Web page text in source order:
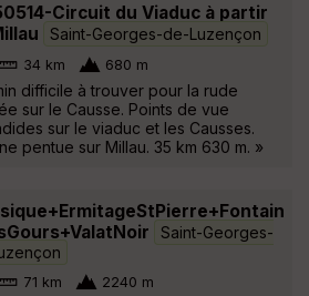
Circuit du Viaduc à partir
Saint-Georges-de-Luzençon
34 km 680 m
difficile à trouver pour la rude
sur le Causse. Points de vue
sur le viaduc et les Causses.
pentue sur Millau. 35 km 630 m. »
Saint-Georges-
71 km 2240 m